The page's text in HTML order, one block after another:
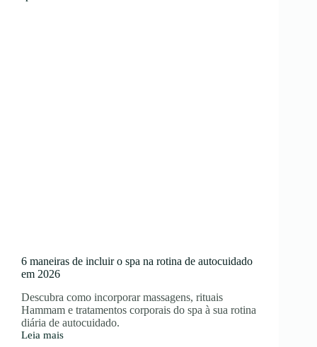
6 maneiras de incluir o spa na rotina de autocuidado
em 2026
Descubra como incorporar massagens, rituais
Hammam e tratamentos corporais do spa à sua rotina
diária de autocuidado.
Leia mais
6